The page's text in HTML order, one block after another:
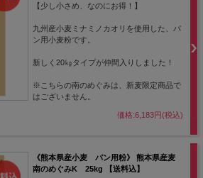
【少し小さめ、なのにお得！】
九州産小麦ミナミノカオリを使用した、パ
ン用小麦粉です。
新しく20㎏タイプが仲間入りしました！
※こちらの南のめぐみは、新麦限定商品で
はございません。
価格:6,183円(税込)
《熊本県産小麦 パン用粉》 熊本県産麦
南のめぐみK 25kg 【送料込】